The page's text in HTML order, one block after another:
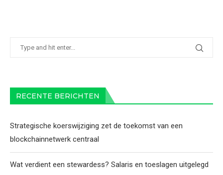
RECENTE BERICHTEN
Strategische koerswijziging zet de toekomst van een
blockchainnetwerk centraal
Wat verdient een stewardess? Salaris en toeslagen uitgelegd